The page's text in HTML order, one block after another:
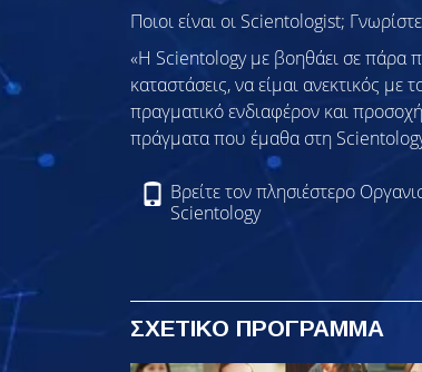
Ποιοι είναι οι Scientologist;
«Η Scientology με βοηθάει σε πάρα
καταστάσεις, να είμαι ανεκτικός
πραγματικό ενδιαφέρον και
πράγματα που έμαθα στη
Βρείτε τον πλησιέστερο
Scientology
ΣΧΕΤΙΚΟ ΠΡΟΓΡΑΜΜΑ